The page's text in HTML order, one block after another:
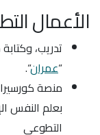
الأعمال
تدريب،
“عمران“.
منصة
بعلم النفس
التطوعي